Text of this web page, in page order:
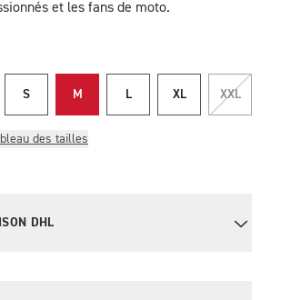
et les fans de moto.
S M L XL XXL
des tailles
DHL